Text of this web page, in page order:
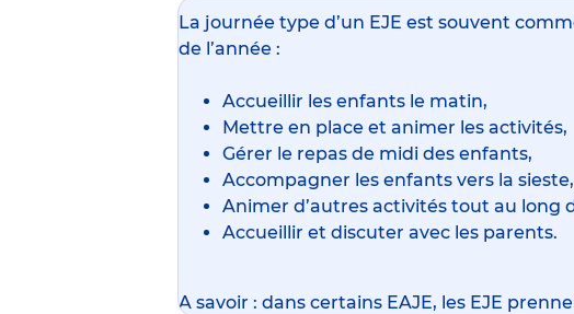
La journée type d’un EJE est souvent
de l’année :
Accueillir les enfants le matin,
Mettre en place et animer les activités,
Gérer le repas de midi des enfants,
Accompagner les enfants vers la sieste,
Animer d’autres activités tout au long
Accueillir et discuter avec les parents.
A savoir : dans certains EAJE, les EJE